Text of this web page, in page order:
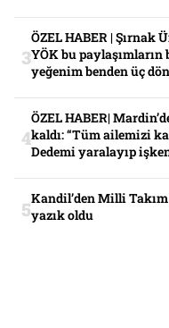
ÖZEL HABER | Şırnak
YÖK bu paylaşımların
yeğenim benden üç
ÖZEL HABER|
kaldı: “Tüm ailemizi
Dedemi yaralayıp
Kandil’den Milli
yazık oldu